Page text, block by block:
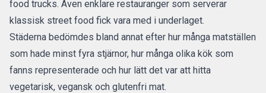
food trucks. Även enklare restauranger som serverar
klassisk street food fick vara med i underlaget.
Städerna bedömdes bland annat efter hur många matställen
som hade minst fyra stjärnor, hur många olika kök som
fanns representerade och hur lätt det var att hitta
vegetarisk, vegansk och glutenfri mat.